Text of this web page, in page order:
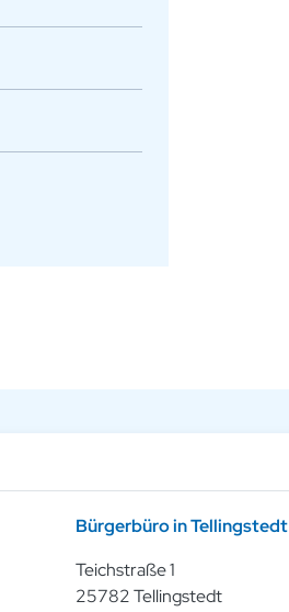
Bürgerbüro in Tellingstedt
Teichstraße 1
25782 Tellingstedt